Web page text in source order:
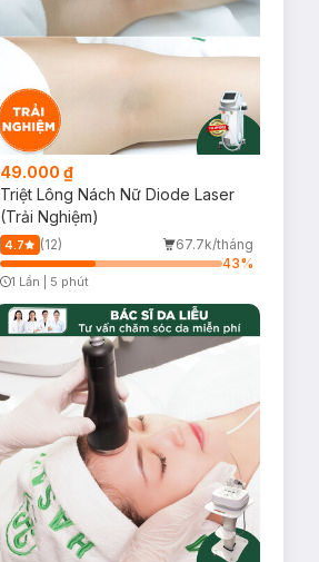
49.000 ₫
Triệt Lông Nách Nữ Diode Laser
(Trải Nghiệm)
4.7 (12)
67.7k/tháng
43%
Timer Gray Icon
1 Lần 5 phút